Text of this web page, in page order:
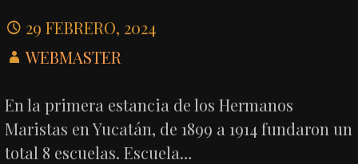
29 FEBRERO, 2024
WEBMASTER
En la primera estancia de los Hermanos
Maristas en Yucatán, de 1899 a 1914 fundaron un
total 8 escuelas. Escuela…